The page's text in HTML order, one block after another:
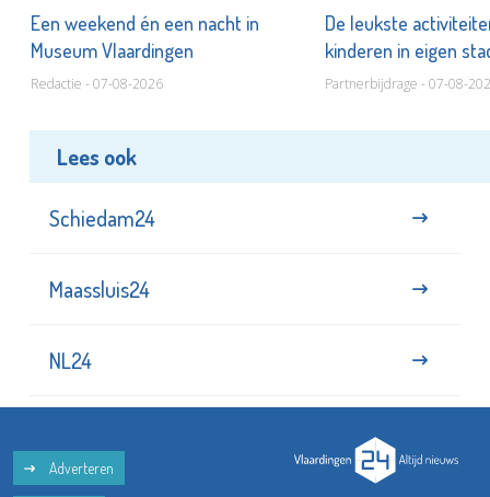
Een weekend én een nacht in
Museum Vlaardingen
Redactie - 07-08-2026
De leukste
kinderen in eigen
Partnerbijdrage - 07-08-
Lees ook
Schiedam24
Maassluis24
NL24
Adverteren